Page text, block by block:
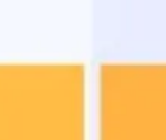
øje med.
kan spare på